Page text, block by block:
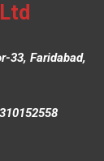
33, Faridabad,